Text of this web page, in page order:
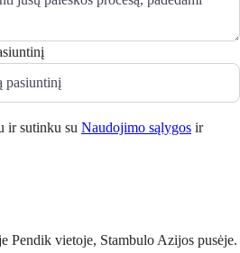
ir sutinku su Naudojimo sąlygos ir
Pendik vietoje, Stambulo Azijos pusėje.